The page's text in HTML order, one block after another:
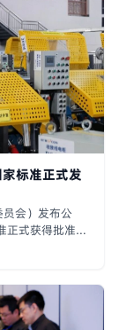
标准正式发
会）发布公
正式获得批准发